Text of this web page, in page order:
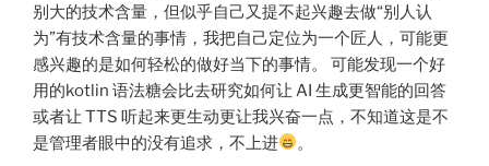
别大的技术含量，但似乎自己又提不起兴趣去做“别人认
为”有技术含量的事情，我把自己定位为一个匠人，可能更
感兴趣的是如何轻松的做好当下的事情。 可能发现一个好
用的kotlin 语法糖会比去研究如何让 AI 生成更智能的回答
或者让 TTS 听起来更生动更让我兴奋一点，不知道这是不
是管理者眼中的没有追求，不上进
。